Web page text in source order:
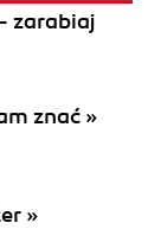
zarabiaj
znać »
»